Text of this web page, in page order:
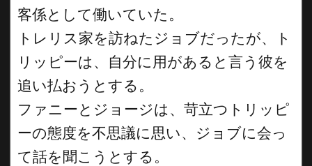
客係として働いていた。
トレリス家を訪ねたジョブだったが、ト
リッピーは、自分に用があると言う彼を
追い払おうとする。
ファニーとジョージは、苛立つトリッピ
ーの態度を不思議に思い、ジョブに会っ
て話を聞こうとする。